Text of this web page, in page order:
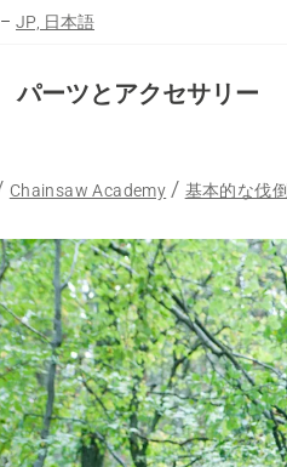
– JP, 日本語
パーツとアクセサリー
Chainsaw Academy 基本的な伐倒